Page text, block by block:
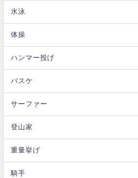
水泳
体操
ハンマー投げ
バスケ
サーファー
登山家
重量挙げ
騎手